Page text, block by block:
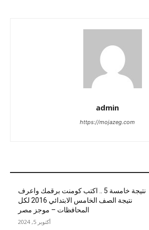
admin
https://mojazeg.com
نتيجة خامسة 5 .. اكتب كومنت برقمك واعرف
نتيجة الصف الخامس الابتدائي 2016 لكل
المحافظات – موجز مصر
أكتوبر 5, 2024